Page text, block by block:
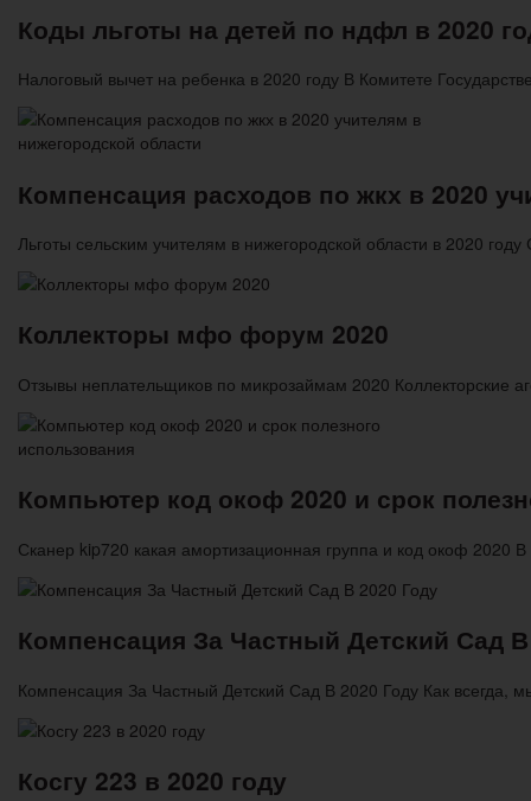
Коды льготы на детей по ндфл в 2020
Налоговый вычет на ребенка в 2020 году В Комитете
Компенсация расходов по жкх в 2020
Льготы сельским учителям в нижегородской области в 2020
Коллекторы мфо форум 2020
Отзывы неплательщиков по микрозаймам 2020 Коллекторские
Компьютер код окоф 2020 и срок
Сканер kip720 какая амортизационная группа и код окоф 2020
Компенсация За Частный Детский Сад
Компенсация За Частный Детский Сад В 2020 Году Как всегда,
Косгу 223 в 2020 году